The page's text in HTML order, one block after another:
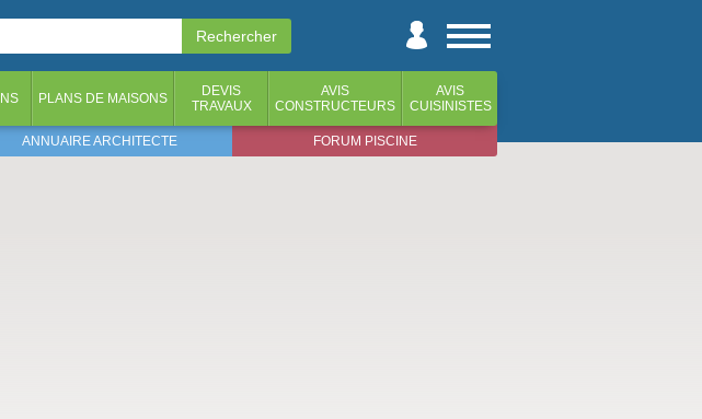
PLANS DE MAISONS
DEVIS
TRAVAUX
AVIS
CONSTRUCTEURS
AVIS
CUISINISTES
ANNUAIRE ARCHITECTE FORUM PISCINE